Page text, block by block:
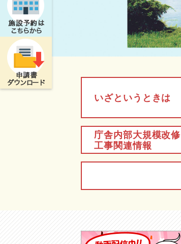
いざというときは
庁舎内部大規模改修
工事関連情報